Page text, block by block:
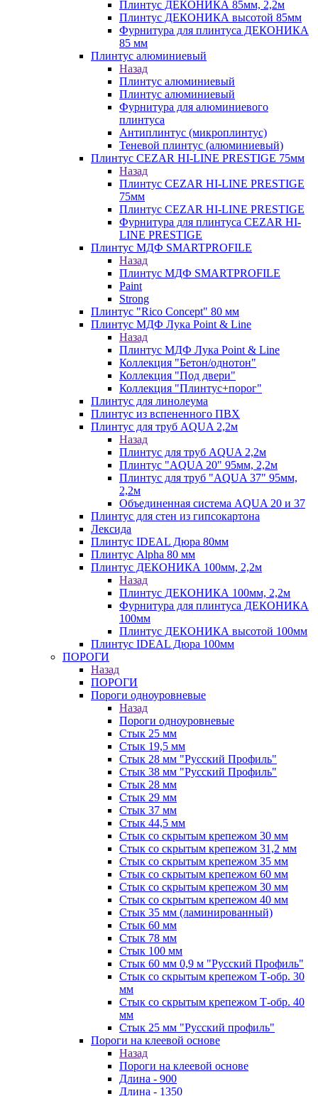
Плинтус ДЕКОНИКА 85мм, 2,2м
Плинтус ДЕКОНИКА высотой 85мм
Фурнитура для плинтуса ДЕКОНИКА
85 мм
Плинтус алюминиевый
Назад
Плинтус алюминиевый
Плинтус алюминиевый
Фурнитура для алюминиевого
плинтуса
Антиплинтус (микроплинтус)
Теневой плинтус (алюминиевый)
Плинтус CEZAR HI-LINE PRESTIGE 75мм
Назад
Плинтус CEZAR HI-LINE PRESTIGE
75мм
Плинтус CEZAR HI-LINE PRESTIGE
Фурнитура для плинтуса CEZAR HI-
LINE PRESTIGE
Плинтус МДФ SMARTPROFILE
Назад
Плинтус МДФ SMARTPROFILE
Paint
Strong
Плинтус "Rico Concept" 80 мм
Плинтус МДФ Лука Point & Line
Назад
Плинтус МДФ Лука Point & Line
Коллекция "Бетон/однотон"
Коллекция "Под двери"
Коллекция "Плинтус+порог"
Плинтус для линолеума
Плинтус из вспененного ПВХ
Плинтус для труб AQUA 2,2м
Назад
Плинтус для труб AQUA 2,2м
Плинтус "AQUA 20" 95мм, 2,2м
Плинтус для труб "AQUA 37" 95мм,
2,2м
Объединенная система AQUA 20 и 37
Плинтус для стен из гипсокартона
Лексида
Плинтус IDEAL Дюра 80мм
Плинтус Alpha 80 мм
Плинтус ДЕКОНИКА 100мм, 2,2м
Назад
Плинтус ДЕКОНИКА 100мм, 2,2м
Фурнитура для плинтуса ДЕКОНИКА
100мм
Плинтус ДЕКОНИКА высотой 100мм
Плинтус IDEAL Дюра 100мм
ПОРОГИ
Назад
ПОРОГИ
Пороги одноуровневые
Назад
Пороги одноуровневые
Стык 25 мм
Стык 19,5 мм
Стык 28 мм "Русский Профиль"
Стык 38 мм "Русский Профиль"
Стык 28 мм
Стык 29 мм
Стык 37 мм
Стык 44,5 мм
Стык со скрытым крепежом 30 мм
Стык со скрытым крепежом 31,2 мм
Стык со скрытым крепежом 35 мм
Стык со скрытым крепежом 60 мм
Стык со скрытым крепежом 30 мм
Стык со скрытым крепежом 40 мм
Стык 35 мм (ламинированный)
Стык 60 мм
Стык 78 мм
Стык 100 мм
Стык 60 мм 0,9 м "Русский Профиль"
Стык со скрытым крепежом Т-обр. 30
мм
Стык со скрытым крепежом Т-обр. 40
мм
Стык 25 мм "Русский профиль"
Пороги на клеевой основе
Назад
Пороги на клеевой основе
Длина - 900
Длина - 1350